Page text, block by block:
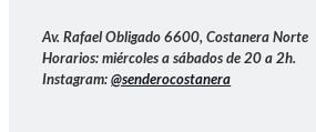
Av. Rafael Obligado 6600, Costanera Norte
Horarios: miércoles a sábados de 20 a 2h.
Instagram:@senderocostanera